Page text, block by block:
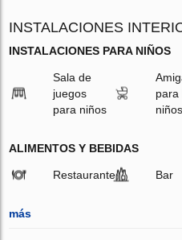
INSTALACIONES
INSTALACIONES PARA NIÑOS
Sala de
juegos
para niños
para
niños
ALIMENTOS Y BEBIDAS
Restaurante Bar
más